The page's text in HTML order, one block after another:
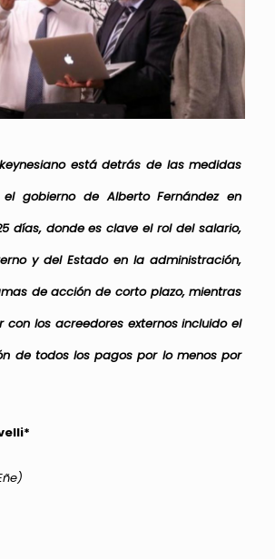
está detrás de las medidas
gobierno de Alberto Fernández en
días, donde es clave el rol del salario,
y del Estado en la administración,
de acción de corto plazo, mientras
los acreedores externos incluido el
de todos los pagos por lo menos por